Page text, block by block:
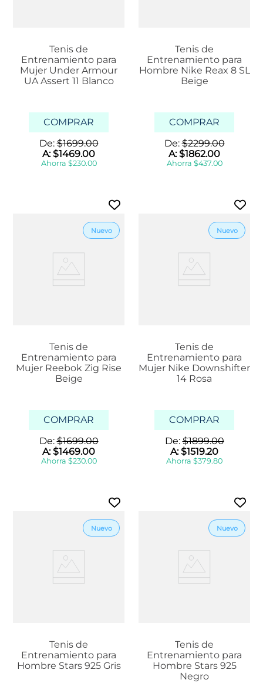
Tenis de
Entrenamiento para
Mujer Under Armour
UA Assert 11 Blanco
COMPRAR
De:$1699.00
A:$1469.00
Ahorra $230.00
Tenis de
Entrenamiento para
Hombre Nike Reax 8 SL
Beige
COMPRAR
De:$2299.00
A:$1862.00
Ahorra $437.00
Tenis de
Entrenamiento para
Mujer Reebok Zig Rise
Beige
COMPRAR
De:$1699.00
A:$1469.00
Ahorra $230.00
Tenis de
Entrenamiento para
Mujer Nike Downshifter
14 Rosa
COMPRAR
De:$1899.00
A:$1519.20
Ahorra $379.80
Tenis de
Entrenamiento para
Hombre Stars 925 Gris
Tenis de
Entrenamiento para
Hombre Stars 925
Negro